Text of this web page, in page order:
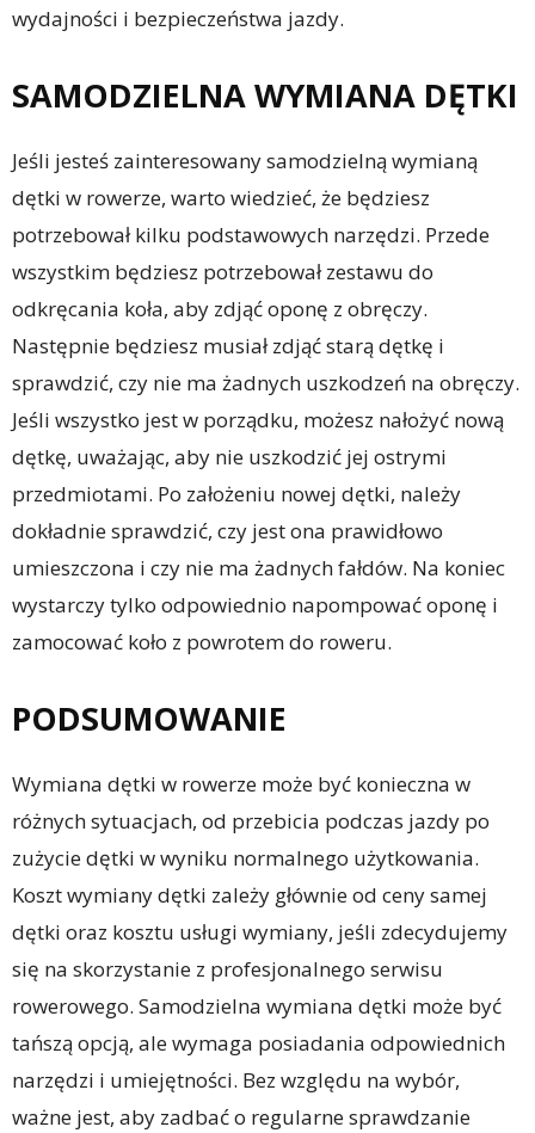
wydajności i bezpieczeństwa jazdy.
SAMODZIELNA WYMIANA DĘTKI
Jeśli jesteś zainteresowany samodzielną wymianą
dętki w rowerze, warto wiedzieć, że będziesz
potrzebował kilku podstawowych narzędzi. Przede
wszystkim będziesz potrzebował zestawu do
odkręcania koła, aby zdjąć oponę z obręczy.
Następnie będziesz musiał zdjąć starą dętkę i
sprawdzić, czy nie ma żadnych uszkodzeń na obręczy.
Jeśli wszystko jest w porządku, możesz nałożyć nową
dętkę, uważając, aby nie uszkodzić jej ostrymi
przedmiotami. Po założeniu nowej dętki, należy
dokładnie sprawdzić, czy jest ona prawidłowo
umieszczona i czy nie ma żadnych fałdów. Na koniec
wystarczy tylko odpowiednio napompować oponę i
zamocować koło z powrotem do roweru.
PODSUMOWANIE
Wymiana dętki w rowerze może być konieczna w
różnych sytuacjach, od przebicia podczas jazdy po
zużycie dętki w wyniku normalnego użytkowania.
Koszt wymiany dętki zależy głównie od ceny samej
dętki oraz kosztu usługi wymiany, jeśli zdecydujemy
się na skorzystanie z profesjonalnego serwisu
rowerowego. Samodzielna wymiana dętki może być
tańszą opcją, ale wymaga posiadania odpowiednich
narzędzi i umiejętności. Bez względu na wybór,
ważne jest, aby zadbać o regularne sprawdzanie